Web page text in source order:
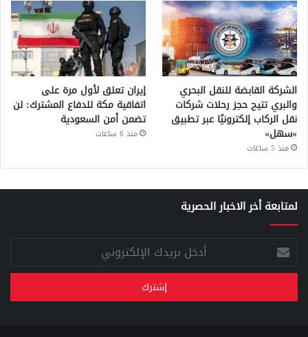
الشركة القابضة للنقل البحري
والبري تتيح حجز رحلات شركات
نقل الركاب إلكترونيًا عبر تطبيق
«سهل»
منذ 5 ساعات
إيران تعلق لأول مرة على
اتفاقية مكة للدفاع المشترك: لن
تضمن أمن السعودية
منذ 6 ساعات
لمتابعة أخر الاخبار الحصرية
أدخل
بريدك
الإلكتروني